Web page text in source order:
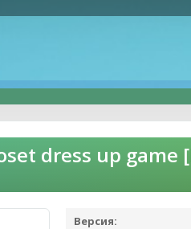
dress up
Версия: